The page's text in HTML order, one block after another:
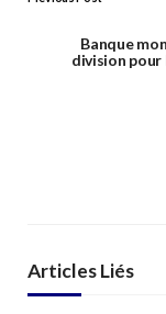
Banque
division pour
Articles Liés